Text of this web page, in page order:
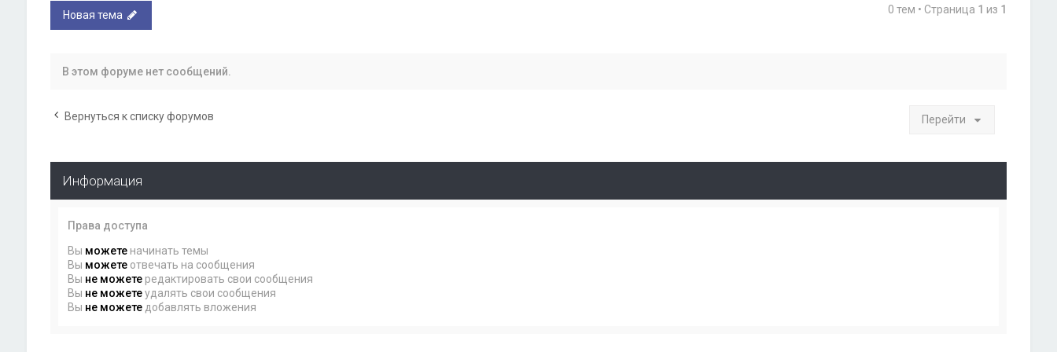
Новая тема 0 тем • Страница 1 из 1
В этом форуме нет сообщений.
Вернуться к списку форумов Перейти
Информация
Права доступа
Вы можетеначинать темы
Вы можетеотвечать на сообщения
Вы не можетередактировать свои сообщения
Вы не можетеудалять свои сообщения
Вы не можетедобавлять вложения